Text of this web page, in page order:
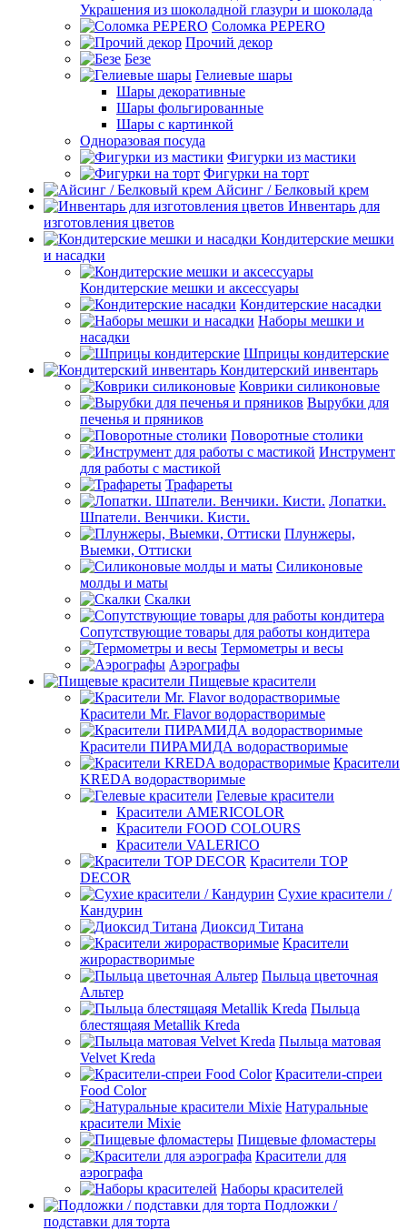
Украшения из шоколадной глазури и шоколада
Соломка PEPERO
Прочий декор
Безе
Гелиевые шары
Шары декоративные
Шары фольгированные
Шары с картинкой
Одноразовая посуда
Фигурки из мастики
Фигурки на торт
Айсинг / Белковый крем
Инвентарь для
изготовления цветов
Кондитерские мешки
и насадки
Кондитерские мешки и аксессуары
Кондитерские насадки
Наборы мешки и
насадки
Шприцы кондитерские
Кондитерский инвентарь
Коврики силиконовые
Вырубки для
печенья и пряников
Поворотные столики
Инструмент
для работы с мастикой
Трафареты
Лопатки.
Шпатели. Венчики. Кисти.
Плунжеры,
Выемки, Оттиски
Силиконовые
молды и маты
Скалки
Сопутствующие товары для работы кондитера
Термометры и весы
Аэрографы
Пищевые красители
Красители Mr. Flavor водорастворимые
Красители ПИРАМИДА водорастворимые
Красители
KREDA водорастворимые
Гелевые красители
Красители AMERICOLOR
Красители FOOD COLOURS
Красители VALERICO
Красители TOP
DECOR
Сухие красители /
Кандурин
Диоксид Титана
Красители
жирорастворимые
Пыльца цветочная
Альтер
Пыльца
блестящаяя Metallik Kreda
Пыльца матовая
Velvet Kreda
Красители-спреи
Food Color
Натуральные
красители Mixie
Пищевые фломастеры
Красители для
аэрографа
Наборы красителей
Подложки /
подставки для торта